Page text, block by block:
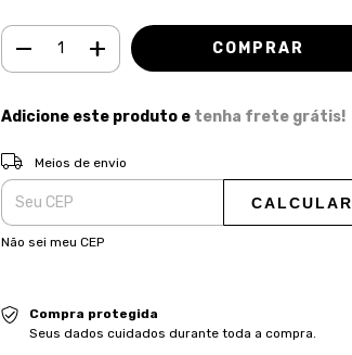
Adicione este produto e tenha frete grátis!
Entregas para o CEP:
Meios de envio
CALCULAR
Não sei meu CEP
Compra protegida
Seus dados cuidados durante toda a compra.